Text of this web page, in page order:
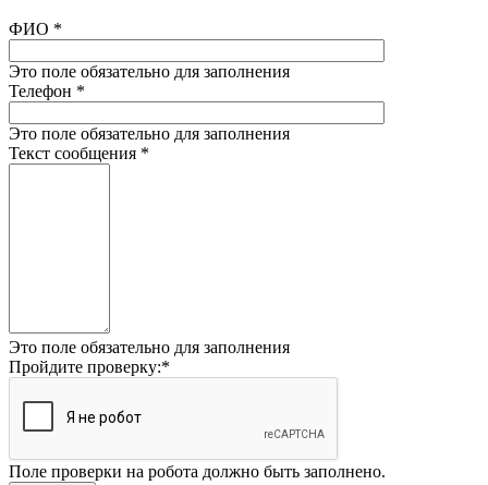
ФИО *
Это поле обязательно для заполнения
Телефон *
Это поле обязательно для заполнения
Текст сообщения *
Это поле обязательно для заполнения
Пройдите проверку:*
Поле проверки на робота должно быть заполнено.